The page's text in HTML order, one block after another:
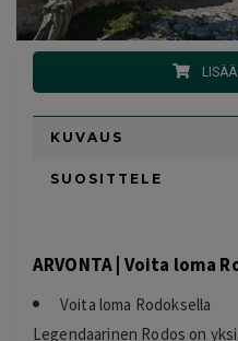
KUVAUS
SUOSITTELE
ARVONTA | Voita loma
Voita loma Rodoksella
Legendaarinen Rodos on